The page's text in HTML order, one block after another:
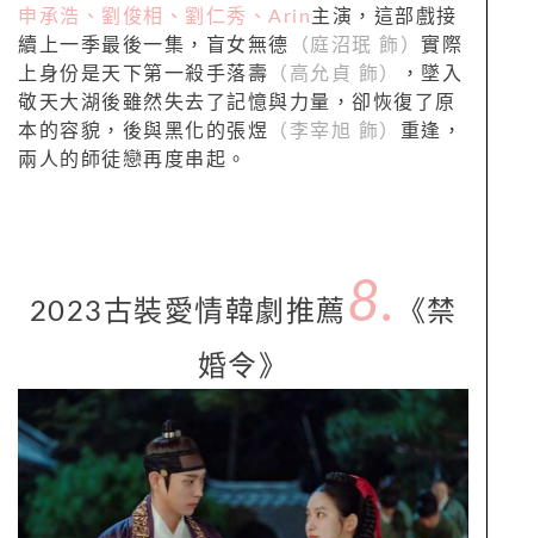
申承浩、劉俊相、劉仁秀、Arin主演，這部戲接
續上一季最後一集，盲女無德 （庭沼珉 飾） 實際
上身份是天下第一殺手落壽 （高允貞 飾）
，墜入
敬天大湖後雖然失去了記憶與力量，卻恢復了原
本的容貌，後與黑化的張煜
（李宰旭 飾） 重逢，
兩人的師徒戀再度串起。
2023古裝愛情韓劇推薦 8.
《禁
婚令》